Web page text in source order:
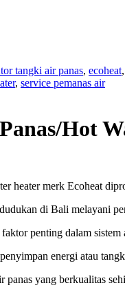
tangki air panas, ecoheat,
, service pemanas air
Hot
heater merk Ecoheat
di Bali melayani
penting dalam
energi atau
yang berkualitas